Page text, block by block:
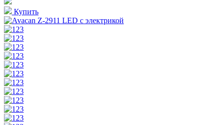
Купить